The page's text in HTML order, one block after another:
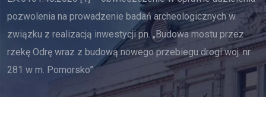
pozwolenia na prowadzenie badań archeologicznych w
związku z realizacją inwestycji pn. „Budowa mostu przez
rzekę Odrę wraz z budową nowego przebiegu drogi woj. nr
281 w m. Pomorsko”